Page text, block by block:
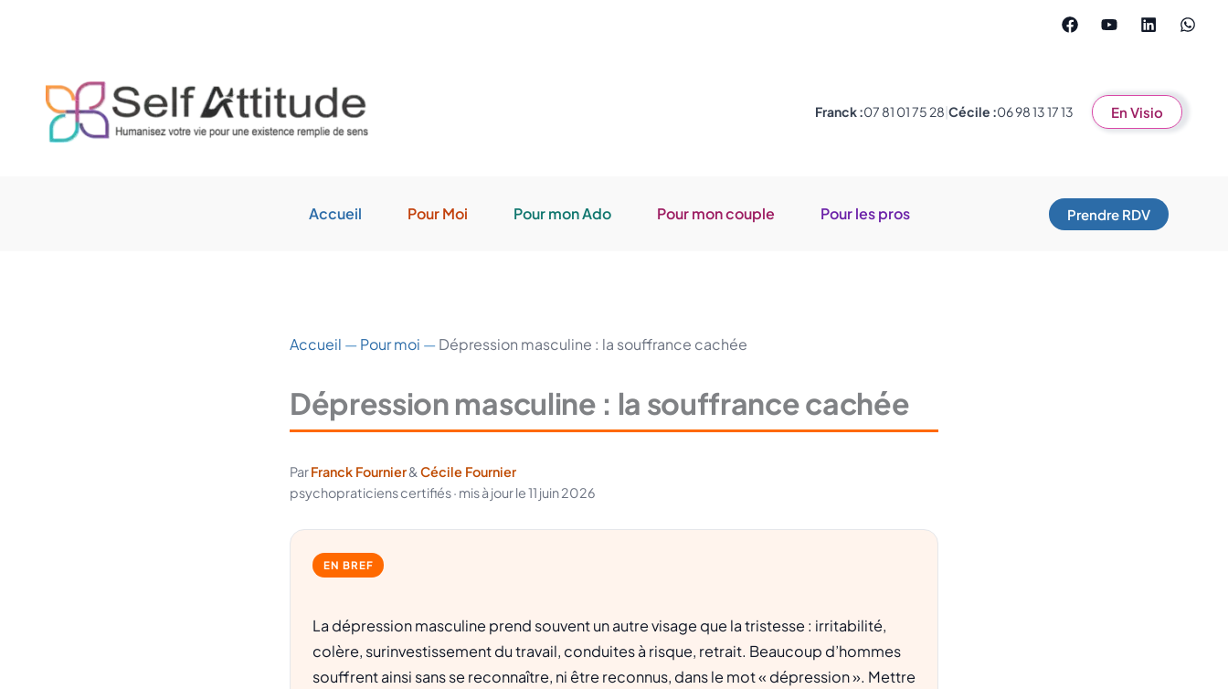
Franck :07 81 01 75 28|Cécile :06 98 13 17 13 En Visio
Accueil Pour Moi Pour mon Ado Pour mon couple Pour les pros Prendre RDV
Accueil —Pour moi —Dépression masculine : la souffrance cachée
Dépression masculine : la souffrance cachée
ParFranck Fournier& Cécile Fournier
psychopraticiens certifiés · mis à jour le 11 juin 2026
EN BREF
La dépression masculine prend souvent un autre visage que la tristesse : irritabilité,
colère, surinvestissement du travail, conduites à risque, retrait. Beaucoup d’hommes
souffrent ainsi sans se reconnaître, ni être reconnus, dans le mot « dépression ». Mettre